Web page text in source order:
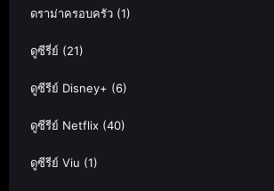
ดราม่าครอบครัว (1)
ดูซีรี่ย์ (21)
ดูซีรีย์ Disney+ (6)
ดูซีรีย์ Netflix (40)
ดูซีรีย์ Viu (1)